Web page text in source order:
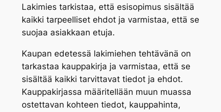
Lakimies tarkistaa, että esisopimus sisältää
kaikki tarpeelliset ehdot ja varmistaa, että se
suojaa asiakkaan etuja.
Kaupan edetessä lakimiehen tehtävänä on
tarkastaa kauppakirja ja varmistaa, että se
sisältää kaikki tarvittavat tiedot ja ehdot.
Kauppakirjassa määritellään muun muassa
ostettavan kohteen tiedot, kauppahinta,